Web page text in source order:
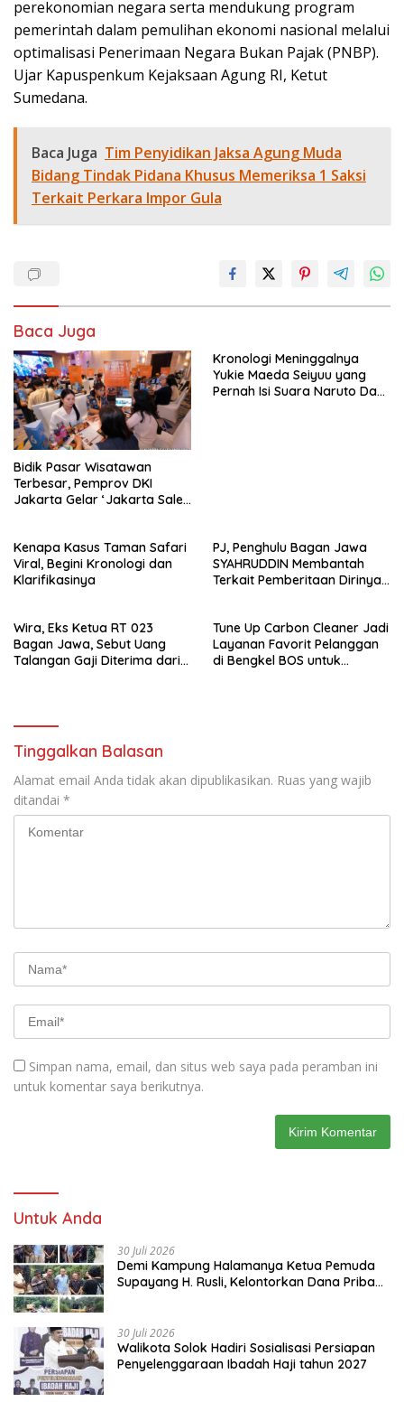
perekonomian negara serta mendukung program
pemerintah dalam pemulihan ekonomi nasional melalui
optimalisasi Penerimaan Negara Bukan Pajak (PNBP).
Ujar Kapuspenkum Kejaksaan Agung RI, Ketut
Sumedana.
Baca Juga Tim Penyidikan Jaksa Agung Muda
Bidang Tindak Pidana Khusus Memeriksa 1 Saksi
Terkait Perkara Impor Gula
Baca Juga
Bidik Pasar Wisatawan
Terbesar, Pemprov DKI
Jakarta Gelar ‘Jakarta Sales
Kronologi Meninggalnya
Yukie Maeda Seiyuu yang
Pernah Isi Suara Naruto Dan
Kenapa Kasus Taman Safari
Viral, Begini Kronologi dan
Klarifikasinya
PJ, Penghulu Bagan Jawa
SYAHRUDDIN Membantah
Terkait Pemberitaan Dirinya
Wira, Eks Ketua RT 023
Bagan Jawa, Sebut Uang
Talangan Gaji Diterima dari
Tune Up Carbon Cleaner Jadi
Layanan Favorit Pelanggan
di Bengkel BOS untuk
Tinggalkan Balasan
Alamat email Anda tidak akan dipublikasikan. Ruas yang wajib
ditandai *
Simpan nama, email, dan situs web saya pada peramban ini
untuk komentar saya berikutnya.
Untuk Anda
30 Juli 2026
Demi Kampung Halamanya Ketua Pemuda
Supayang H. Rusli, Kelontorkan Dana Pribadi
30 Juli 2026
Walikota Solok Hadiri Sosialisasi Persiapan
Penyelenggaraan Ibadah Haji tahun 2027